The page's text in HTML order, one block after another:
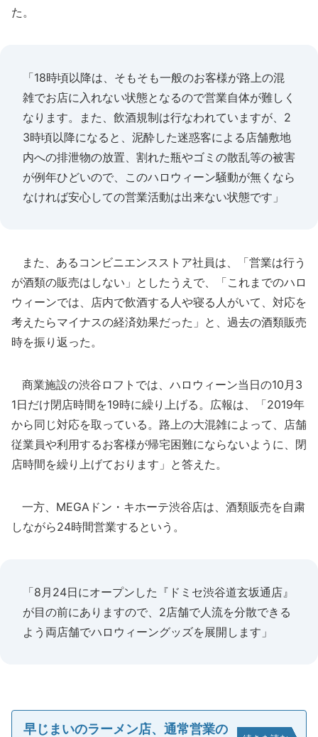
た。
「18時頃以降は、そもそも一般のお客様が路上の混
雑でお店に入れない状態となるので営業自体が難しく
なります。また、飲酒規制は行なわれていますが、2
3時頃以降になると、泥酔した迷惑客による店舗敷地
内への排泄物の放置、割れた瓶やゴミの散乱等の被害
が例年ひどいので、このハロウィーン騒動が無くなら
なければ安心しての営業活動は出来ない状態です」
また、あるコンビニエンスストア社員は、「営業は行う
が酒類の販売はしない」としたうえで、「これまでのハロ
ウィーンでは、店内で飲酒する人や寝る人がいて、対応を
考えたらマイナスの経済効果だった」と、過去の酒類販売
時を振り返った。
商業施設の渋谷ロフトでは、ハロウィーン当日の10月3
1日だけ閉店時間を19時に繰り上げる。広報は、「2019年
から同じ対応を取っている。路上の大混雑によって、店舗
従業員や利用するお客様が帰宅困難にならないように、閉
店時間を繰り上げております」と答えた。
一方、MEGAドン・キホーテ渋谷店は、酒類販売を自粛
しながら24時間営業するという。
「8月24日にオープンした『ドミセ渋谷道玄坂通店』
が目の前にありますので、2店舗で人流を分散できる
よう両店舗でハロウィーングッズを展開します」
早じまいのラーメン店、通常営業の